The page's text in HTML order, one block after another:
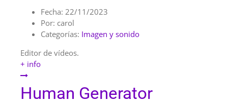
Fecha: 22/11/2023
Por: carol
Categorías: Imagen y sonido
Editor de vídeos.
+ info
Human Generator